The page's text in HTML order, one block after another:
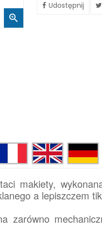

Udostępnij
makiety,
a lepiszczem
zarówno